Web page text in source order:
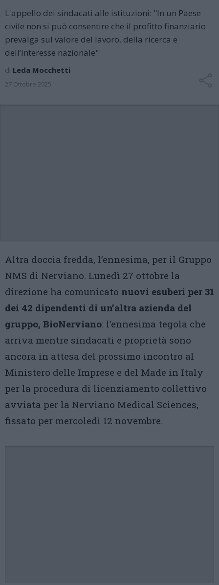
L'appello dei sindacati alle istituzioni: "In un Paese
civile non si può consentire che il profitto finanziario
prevalga sul valore del lavoro, della ricerca e
dell’interesse nazionale"
di Leda Mocchetti
27 Ottobre 2025
Altra doccia fredda, l’ennesima, per il Gruppo
NMS di Nerviano. Lunedì 27 ottobre la
direzione ha comunicato nuovi esuberi per 31
dei 42 dipendenti di un’altra azienda del
gruppo, BioNerviano: l’ennesima tegola che
arriva mentre sindacati e proprietà sono
ancora in attesa del prossimo incontro al
Ministero delle Imprese e del Made in Italy
per la procedura di licenziamento collettivo
avviata per la Nerviano Medical Sciences,
fissato per mercoledì 12 novembre.